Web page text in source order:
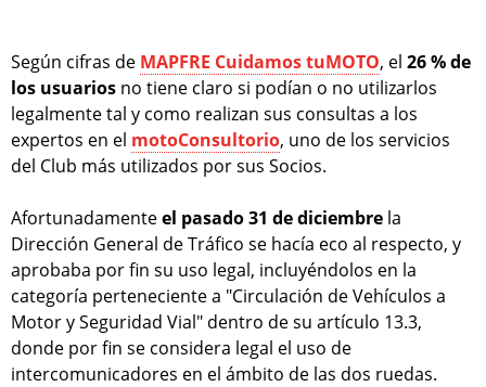
Según cifras de MAPFRE Cuidamos tuMOTO, el 26 % de
los usuarios no tiene claro si podían o no utilizarlos
legalmente tal y como realizan sus consultas a los
expertos en el motoConsultorio, uno de los servicios
del Club más utilizados por sus Socios.
Afortunadamenteel pasado 31 de diciembre la
Dirección General de Tráfico se hacía eco al respecto, y
aprobaba por fin su uso legal, incluyéndolos en la
categoría perteneciente a "Circulación de Vehículos a
Motor y Seguridad Vial" dentro de su artículo 13.3,
donde por fin se considera legal el uso de
intercomunicadores en el ámbito de las dos ruedas.